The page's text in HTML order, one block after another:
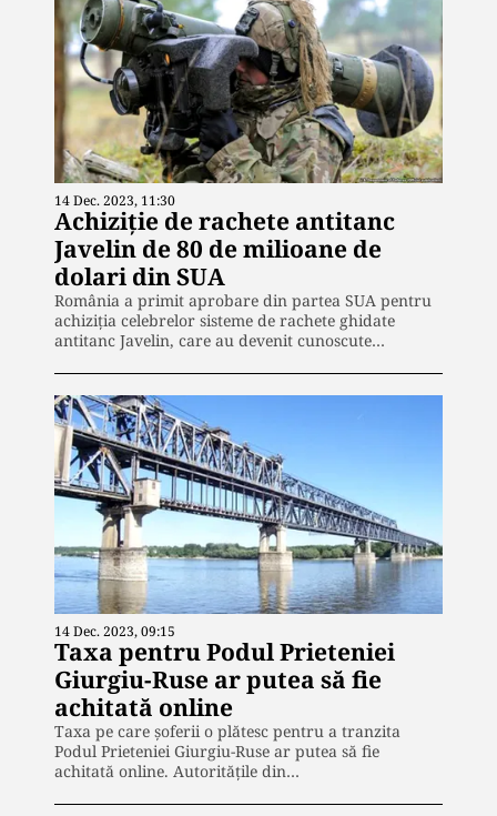
14 Dec. 2023, 11:30
Achiziție de rachete antitanc
Javelin de 80 de milioane de
dolari din SUA
România a primit aprobare din partea SUA pentru
achiziția celebrelor sisteme de rachete ghidate
antitanc Javelin, care au devenit cunoscute…
14 Dec. 2023, 09:15
Taxa pentru Podul Prieteniei
Giurgiu-Ruse ar putea să fie
achitată online
Taxa pe care şoferii o plătesc pentru a tranzita
Podul Prieteniei Giurgiu-Ruse ar putea să fie
achitată online. Autorităţile din…